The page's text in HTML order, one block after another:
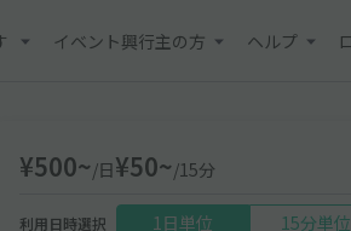
イベント興行主の方 ヘルプ
¥500~/日¥50~/15分
利用日時選択 1日単位
15分単位